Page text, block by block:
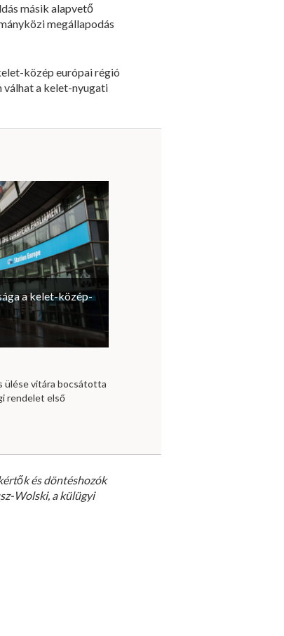
másik alapvető
megállapodás
közép európai régió
válhat a kelet-nyugati
a kelet-közép-
ülése vitára bocsátotta
rendelet első
és döntéshozók
Wolski, a külügyi